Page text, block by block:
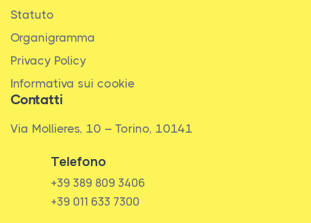
Statuto
Organigramma
Privacy Policy
Informativa sui cookie
Contatti
Via Mollieres, 10 – Torino, 10141
Telefono
+39 389 809 3406
+39 011 633 7300